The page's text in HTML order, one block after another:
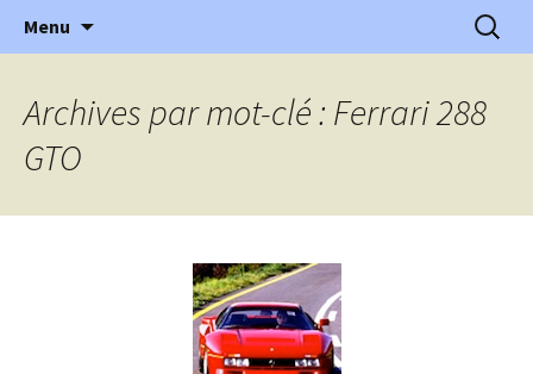
l'Automobile Ancienne
l'automobile ancienne : articles, historiques
…
Menu
Archives par mot-clé : Ferrari 288
GTO